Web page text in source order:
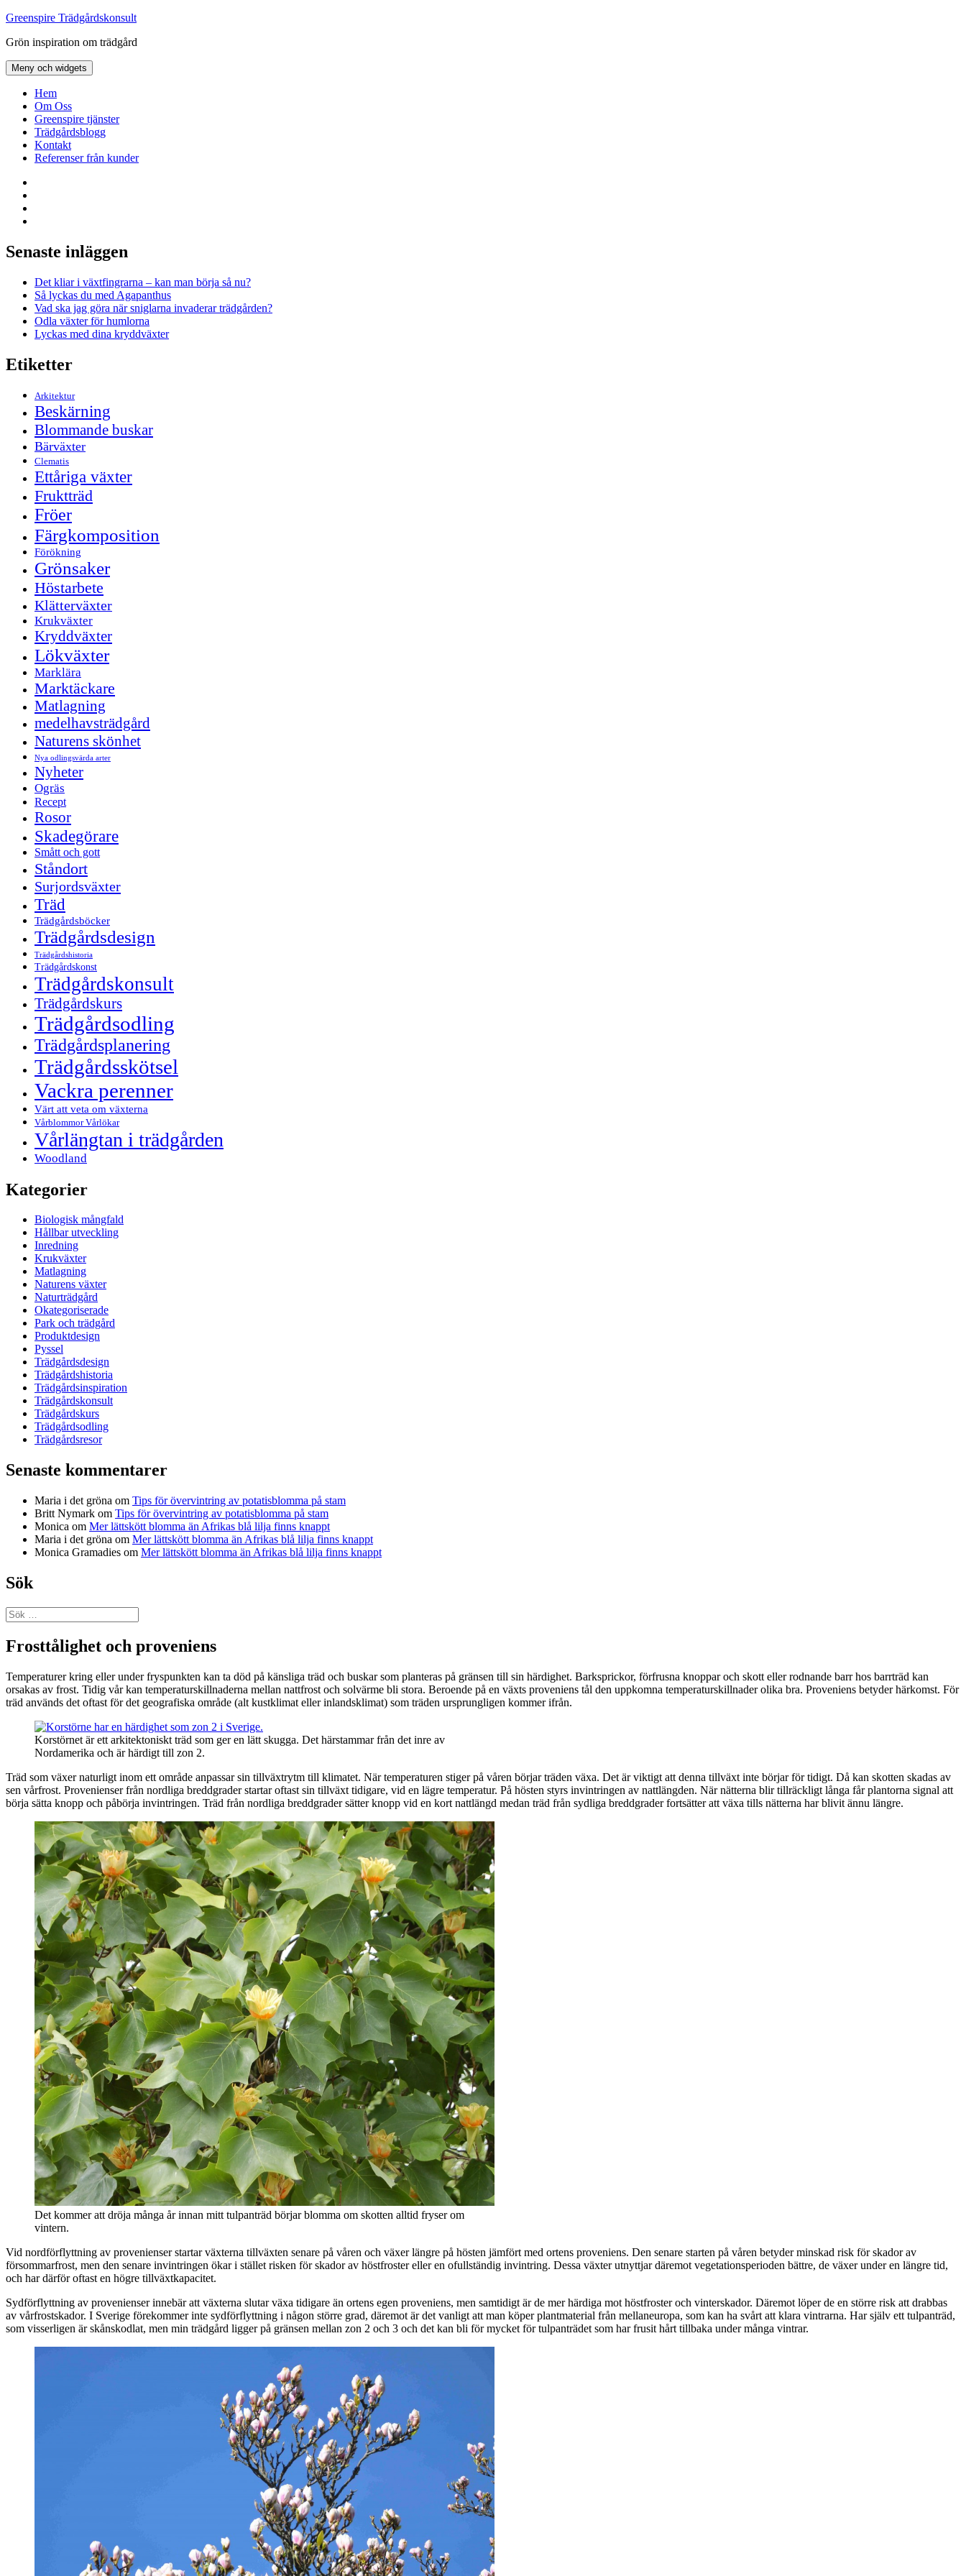
Hoppa
innehåll
Greenspire Trädgårdskonsult
Grön inspiration om trädgård
Meny och widgets
Hem
Om Oss
Greenspire tjänster
Trädgårdsblogg
Kontakt
Referenser från kunder
Senaste inläggen
Det kliar i växtfingrarna – kan man börja så nu?
Så lyckas du med Agapanthus
Vad ska jag göra när sniglarna invaderar trädgården?
Odla växter för humlorna
Lyckas med dina kryddväxter
Etiketter
Arkitektur
Beskärning
Blommande buskar
Bärväxter
Clematis
Ettåriga växter
Fruktträd
Fröer
Färgkomposition
Förökning
Grönsaker
Höstarbete
Klätterväxter
Krukväxter
Kryddväxter
Lökväxter
Marklära
Marktäckare
Matlagning
medelhavsträdgård
Naturens skönhet
Nya odlingsvärda arter
Nyheter
Ogräs
Recept
Rosor
Skadegörare
Smått och gott
Ståndort
Surjordsväxter
Träd
Trädgårdsböcker
Trädgårdsdesign
Trädgårdshistoria
Trädgårdskonst
Trädgårdskonsult
Trädgårdskurs
Trädgårdsodling
Trädgårdsplanering
Trädgårdsskötsel
Vackra perenner
Värt att veta om växterna
Vårblommor Vårlökar
Vårlängtan i trädgården
Woodland
Kategorier
Biologisk mångfald
Hållbar utveckling
Inredning
Krukväxter
Matlagning
Naturens växter
Naturträdgård
Okategoriserade
Park och trädgård
Produktdesign
Pyssel
Trädgårdsdesign
Trädgårdshistoria
Trädgårdsinspiration
Trädgårdskonsult
Trädgårdskurs
Trädgårdsodling
Trädgårdsresor
Senaste kommentarer
Maria i det gröna om Tips för övervintring av potatisblomma på stam
Britt Nymark om Tips för övervintring av potatisblomma på stam
Monica om Mer lättskött blomma än Afrikas blå lilja finns knappt
Maria i det gröna om Mer lättskött blomma än Afrikas blå lilja finns knappt
Monica Gramadies om Mer lättskött blomma än Afrikas blå lilja finns knappt
Sök
Sök
efter:
Frosttålighet och proveniens
Temperaturer kring eller under fryspunkten kan ta död på känsliga träd och buskar som planteras på gränsen till sin härdighet. Barksprickor, förfrusna knoppar och skott eller rodnande barr hos barrträd kan
orsakas av frost. Tidig vår kan temperaturskillnaderna mellan nattfrost och solvärme bli stora. Beroende på en växts proveniens tål den uppkomna temperaturskillnader olika bra. Proveniens betyder härkomst. För
träd används det oftast för det geografiska område (alt kustklimat eller inlandsklimat) som träden ursprungligen kommer ifrån.
Korstörnet är ett arkitektoniskt träd som ger en lätt skugga. Det härstammar från det inre av
Nordamerika och är härdigt till zon 2.
Träd som växer naturligt inom ett område anpassar sin tillväxtrytm till klimatet. När temperaturen stiger på våren börjar träden växa. Det är viktigt att denna tillväxt inte börjar för tidigt. Då kan skotten skadas av
sen vårfrost. Provenienser från nordliga breddgrader startar oftast sin tillväxt tidigare, vid en lägre temperatur. På hösten styrs invintringen av nattlängden. När nätterna blir tillräckligt långa får plantorna signal att
börja sätta knopp och påbörja invintringen. Träd från nordliga breddgrader sätter knopp vid en kort nattlängd medan träd från sydliga breddgrader fortsätter att växa tills nätterna har blivit ännu längre.
Det kommer att dröja många år innan mitt tulpanträd börjar blomma om skotten alltid fryser om
vintern.
Vid nordförflyttning av provenienser startar växterna tillväxten senare på våren och växer längre på hösten jämfört med ortens proveniens. Den senare starten på våren betyder minskad risk för skador av
försommarfrost, men den senare invintringen ökar i stället risken för skador av höstfroster eller en ofullständig invintring. Dessa växter utnyttjar däremot vegetationsperioden bättre, de växer under en längre tid,
och har därför oftast en högre tillväxtkapacitet.
Sydförflyttning av provenienser innebär att växterna slutar växa tidigare än ortens egen proveniens, men samtidigt är de mer härdiga mot höstfroster och vinterskador. Däremot löper de en större risk att drabbas
av vårfrostskador. I Sverige förekommer inte sydförflyttning i någon större grad, däremot är det vanligt att man köper plantmaterial från mellaneuropa, som kan ha svårt att klara vintrarna. Har själv ett tulpanträd,
som visserligen är skånskodlat, men min trädgård ligger på gränsen mellan zon 2 och 3 och det kan bli för mycket för tulpanträdet som har frusit hårt tillbaka under många vintrar.